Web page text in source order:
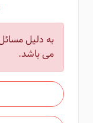
به دلیل
می باشد.